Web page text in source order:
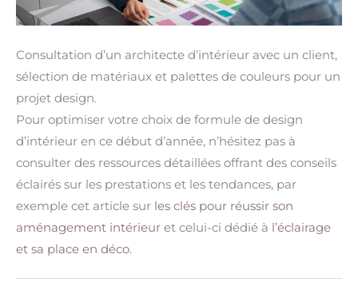
Consultation d’un architecte d’intérieur avec un client,
sélection de matériaux et palettes de couleurs pour un
projet design.
Pour optimiser votre choix de formule de design
d’intérieur en ce début d’année, n’hésitez pas à
consulter des ressources détaillées offrant des conseils
éclairés sur les prestations et les tendances, par
exemple cet article sur les clés pour réussir son
aménagement intérieur et celui-ci dédié à l’éclairage
et sa place en déco.